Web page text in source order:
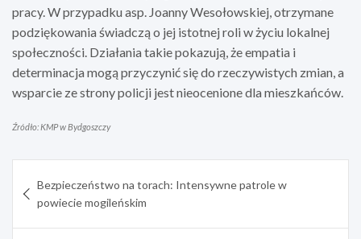
pracy. W przypadku asp. Joanny Wesołowskiej, otrzymane
podziękowania świadczą o jej istotnej roli w życiu lokalnej
społeczności. Działania takie pokazują, że empatia i
determinacja mogą przyczynić się do rzeczywistych zmian, a
wsparcie ze strony policji jest nieocenione dla mieszkańców.
Źródło: KMP w Bydgoszczy
wpisu
Bezpieczeństwo na torach: Intensywne patrole w
powiecie mogileńskim